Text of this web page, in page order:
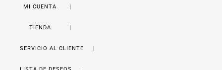
MI CUENTA
TIENDA
SERVICIO AL CLIENTE